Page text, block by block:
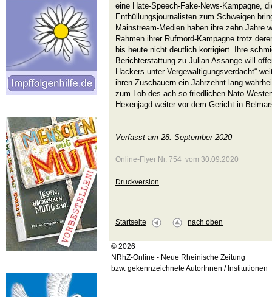
eine Hate-Speech-Fake-News-Kampagne,
Enthüllungsjournalisten zum Schweigen
Mainstream-Medien haben ihre zehn Jahre
Rahmen ihrer Rufmord-Kampagne trotz
bis heute nicht deutlich korrigiert. Ihre
Berichterstattung zu Julian Assange will
Hackers unter Vergewaltigungsverdacht“
ihren Zuschauern ein Jahrzehnt lang
zum Lob des ach so friedlichen Nato-
Hexenjagd weiter vor dem Gericht in
Verfasst am 28. September 2020
Online-Flyer Nr. 754 vom 30.09.2020
Druckversion
Startseite nach oben
© 2026
NRhZ-Online - Neue Rheinische Zeitung
bzw. gekennzeichnete AutorInnen / Institutionen